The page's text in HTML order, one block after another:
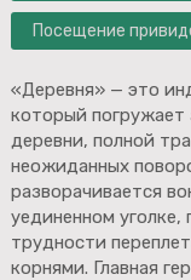
Посещение
«Деревня» — это
который погружает
деревни, полной
неожиданных
разворачивается
уединенном
трудности
корнями. Главная